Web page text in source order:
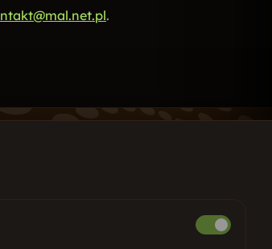
.
Marketing internetowy